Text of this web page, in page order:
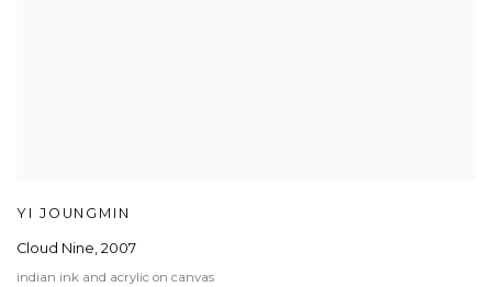
YI JOUNGMIN
Cloud Nine, 2007
indian ink and acrylic on canvas